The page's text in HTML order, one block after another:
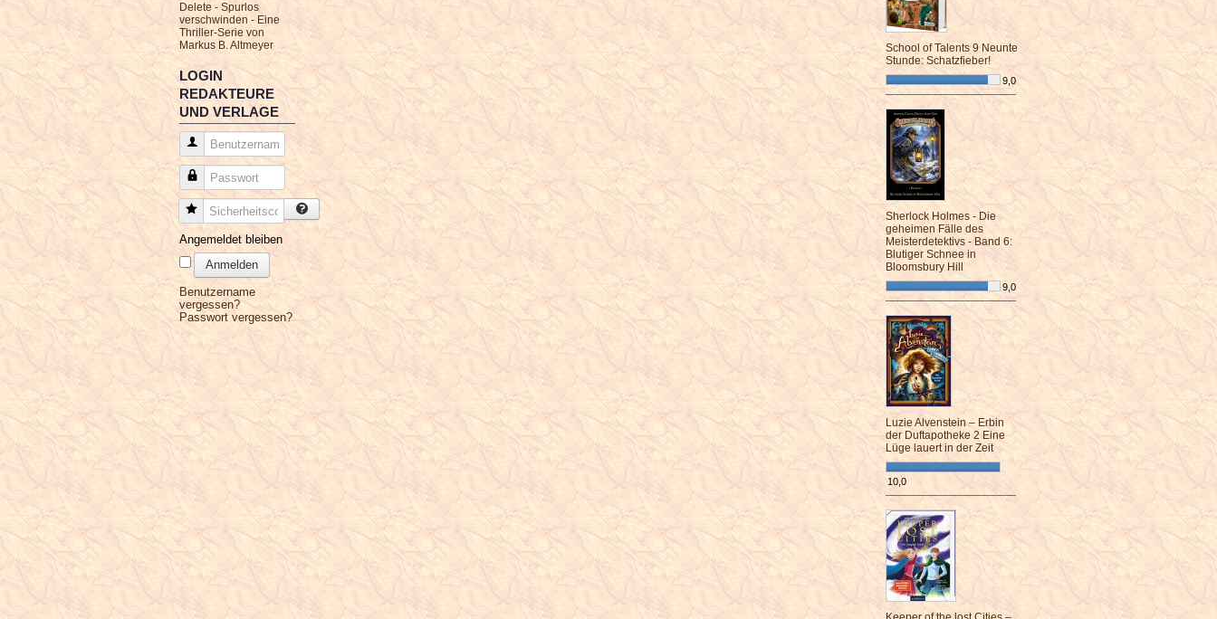
Delete - Spurlos
verschwinden - Eine
Thriller-Serie von
Markus B. Altmeyer
LOGIN
REDAKTEURE
UND VERLAGE
Benutzername
Passwort
Sicherheitscode
Angemeldet bleiben
Anmelden
Benutzername
vergessen?
Passwort vergessen?
School of Talents 9 Neunte
Stunde: Schatzfieber!
9,0
¯¯¯¯¯¯¯¯¯¯¯¯¯¯¯¯¯¯¯¯¯¯¯¯
Sherlock Holmes - Die
geheimen Fälle des
Meisterdetektivs - Band 6:
Blutiger Schnee in
Bloomsbury Hill
9,0
¯¯¯¯¯¯¯¯¯¯¯¯¯¯¯¯¯¯¯¯¯¯¯¯
Luzie Alvenstein – Erbin
der Duftapotheke 2 Eine
Lüge lauert in der Zeit
10,0
¯¯¯¯¯¯¯¯¯¯¯¯¯¯¯¯¯¯¯¯¯¯¯¯